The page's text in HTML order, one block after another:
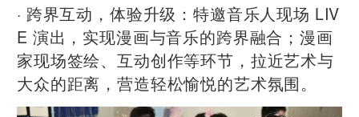
· 跨界互动，体验升级：特邀音乐人现场 LIV
E 演出，实现漫画与音乐的跨界融合；漫画
家现场签绘、互动创作等环节，拉近艺术与
大众的距离，营造轻松愉悦的艺术氛围。